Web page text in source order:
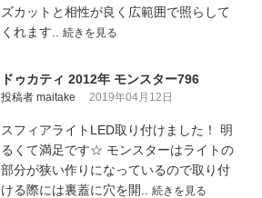
ズカットと相性が良く広範囲で照らして
くれます.. 続きを見る
ドゥカティ 2012年 モンスター796
投稿者 maitake 2019年04月12日
スフィアライトLED取り付けました！ 明
るくて満足です☆ モンスターはライトの
部分が狭い作りになっているので取り付
ける際には裏蓋に穴を開.. 続きを見る